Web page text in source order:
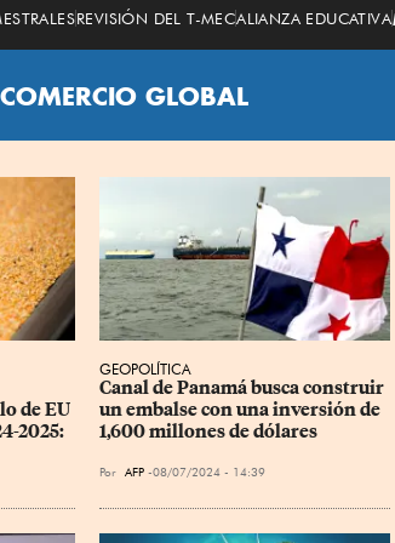
REVISIÓN DEL T-MECALIANZA EDUCATIVA
COMERCIO GLOBAL
de EU
2025:
GEOPOLÍTICA
Canal de Panamá busca construir
un embalse con una inversión de
1,600 millones de dólares
Por AFP 08/07/2024 - 14:39